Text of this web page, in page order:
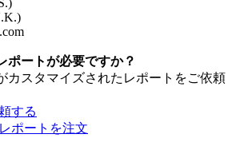
ポートが必要ですか？
カスタマイズされたレポートをご依頼
する
ポートを注文